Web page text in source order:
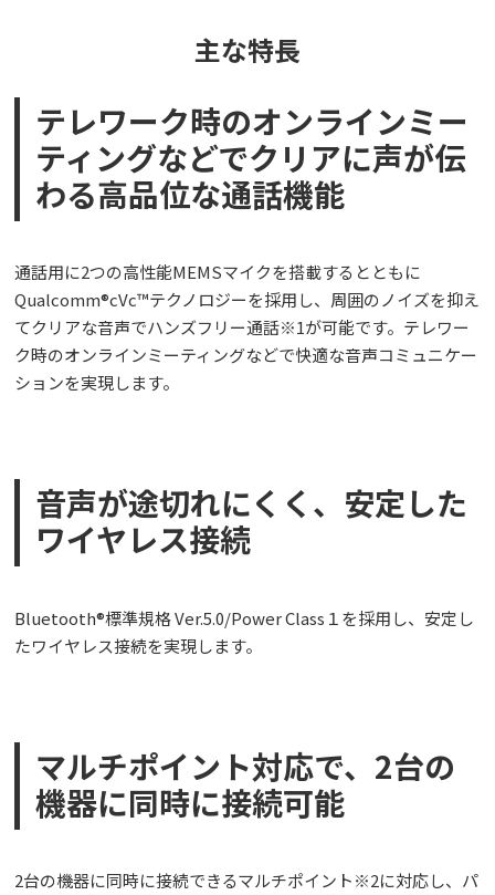
主な特長
テレワーク時のオンラインミー
ティングなどでクリアに声が伝
わる高品位な通話機能
通話用に2つの高性能MEMSマイクを搭載するとともに
Qualcomm®cVc™テクノロジーを採用し、周囲のノイズを抑え
てクリアな音声でハンズフリー通話※1が可能です。テレワー
ク時のオンラインミーティングなどで快適な音声コミュニケー
ションを実現します。
音声が途切れにくく、安定した
ワイヤレス接続
Bluetooth®標準規格 Ver.5.0/Power Class１を採用し、安定し
たワイヤレス接続を実現します。
マルチポイント対応で、2台の
機器に同時に接続可能
2台の機器に同時に接続できるマルチポイント※2に対応し、パ